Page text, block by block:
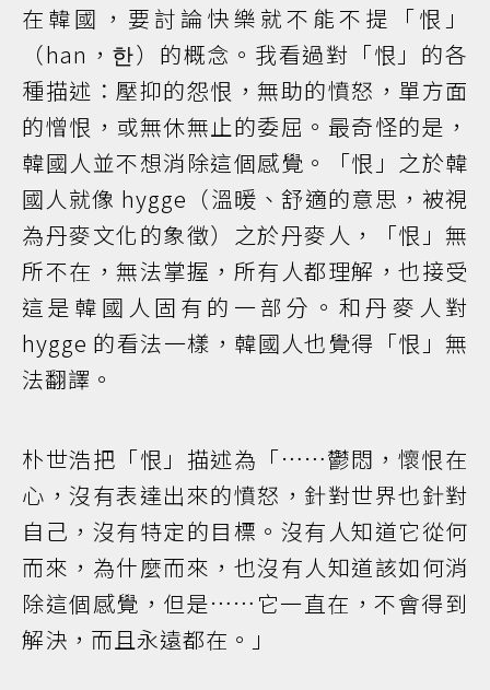
在韓國，要討論快樂就不能不提「恨」
（han，한）的概念。我看過對「恨」的各
種描述：壓抑的怨恨，無助的憤怒，單方面
的憎恨，或無休無止的委屈。最奇怪的是，
韓國人並不想消除這個感覺。「恨」之於韓
國人就像 hygge（溫暖、舒適的意思，被視
為丹麥文化的象徵）之於丹麥人，「恨」無
所不在，無法掌握，所有人都理解，也接受
這是韓國人固有的一部分。和丹麥人對
hygge 的看法一樣，韓國人也覺得「恨」無
法翻譯。
朴世浩把「恨」描述為「……鬱悶，懷恨在
心，沒有表達出來的憤怒，針對世界也針對
自己，沒有特定的目標。沒有人知道它從何
而來，為什麼而來，也沒有人知道該如何消
除這個感覺，但是……它一直在，不會得到
解決，而且永遠都在。」